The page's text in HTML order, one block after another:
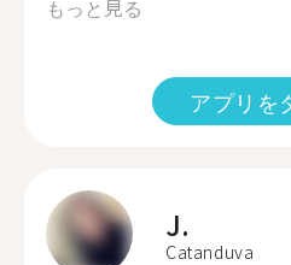
もっと見る
アプリを
J.
Catanduva